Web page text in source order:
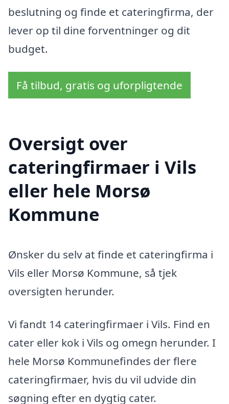
beslutning og finde et cateringfirma, der
lever op til dine forventninger og dit
budget.
Få tilbud, gratis og uforpligtende
Oversigt over
cateringfirmaer i Vils
eller hele Morsø
Kommune
Ønsker du selv at finde et cateringfirma i
Vils eller Morsø Kommune, så tjek
oversigten herunder.
Vi fandt 14 cateringfirmaer i Vils. Find en
cater eller kok i Vils og omegn herunder. I
hele Morsø Kommunefindes der flere
cateringfirmaer, hvis du vil udvide din
søgning efter en dygtig cater.